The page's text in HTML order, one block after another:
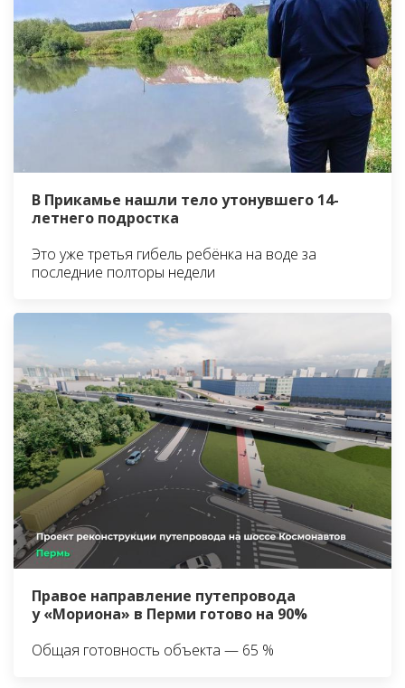
В Прикамье нашли тело утонувшего 14-
летнего подростка
Это уже третья гибель ребёнка на воде за
последние полторы недели
Правое направление путепровода
у «Мориона» в Перми готово на 90%
Общая готовность объекта — 65 %